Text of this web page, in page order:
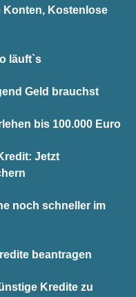
Konten, Kostenlose
läuft`s
Geld brauchst
bis 100.000 Euro
Jetzt
noch schneller im
beantragen
Kredite zu